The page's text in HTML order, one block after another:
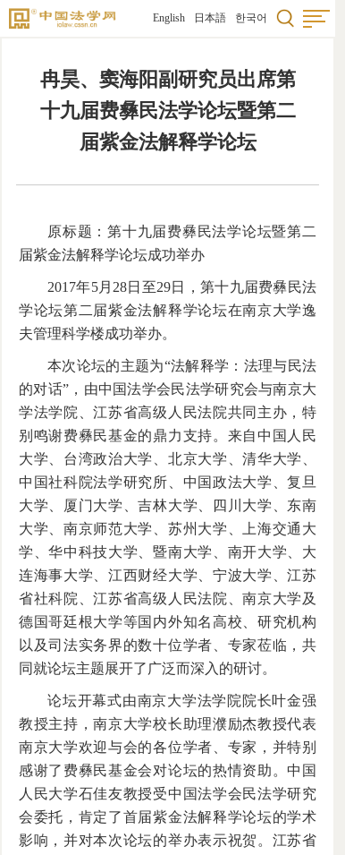
English 日本語 한국어
冉昊、窦海阳副研究员出席第
十九届费彝民法学论坛暨第二
届紫金法解释学论坛
原标题：第十九届费彝民法学论坛暨第二
届紫金法解释学论坛成功举办
2017年5月28日至29日，第十九届费彝民法
学论坛第二届紫金法解释学论坛在南京大学逸
夫管理科学楼成功举办。
本次论坛的主题为“法解释学：法理与民法
的对话”，由中国法学会民法学研究会与南京大
学法学院、江苏省高级人民法院共同主办，特
别鸣谢费彝民基金的鼎力支持。来自中国人民
大学、台湾政治大学、北京大学、清华大学、
中国社科院法学研究所、中国政法大学、复旦
大学、厦门大学、吉林大学、四川大学、东南
大学、南京师范大学、苏州大学、上海交通大
学、华中科技大学、暨南大学、南开大学、大
连海事大学、江西财经大学、宁波大学、江苏
省社科院、江苏省高级人民法院、南京大学及
德国哥廷根大学等国内外知名高校、研究机构
以及司法实务界的数十位学者、专家莅临，共
同就论坛主题展开了广泛而深入的研讨。
论坛开幕式由南京大学法学院院长叶金强
教授主持，南京大学校长助理濮励杰教授代表
南京大学欢迎与会的各位学者、专家，并特别
感谢了费彝民基金会对论坛的热情资助。中国
人民大学石佳友教授受中国法学会民法学研究
会委托，肯定了首届紫金法解释学论坛的学术
影响，并对本次论坛的举办表示祝贺。江苏省